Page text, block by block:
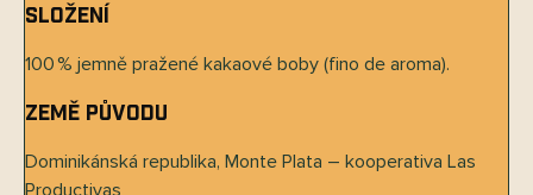
Složení
100 % jemně pražené kakaové boby (fino de aroma).
Země původu
Dominikánská republika, Monte Plata – kooperativa Las
Productivas